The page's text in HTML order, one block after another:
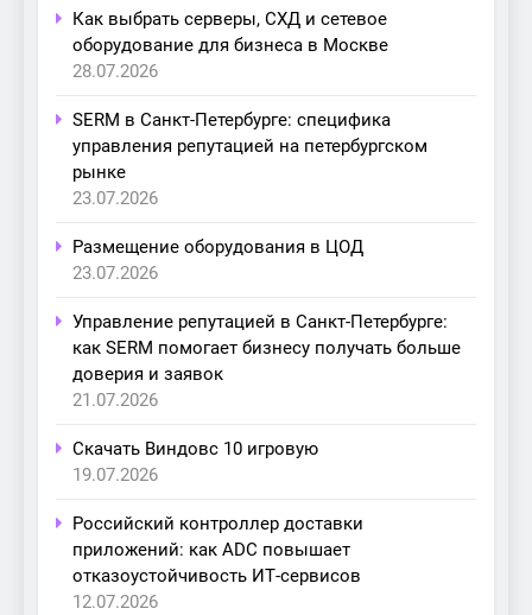
Как выбрать серверы, СХД и сетевое
оборудование для бизнеса в Москве
28.07.2026
SERM в Санкт-Петербурге: специфика
управления репутацией на петербургском
рынке
23.07.2026
Размещение оборудования в ЦОД
23.07.2026
Управление репутацией в Санкт-Петербурге:
как SERM помогает бизнесу получать больше
доверия и заявок
21.07.2026
Скачать Виндовс 10 игровую
19.07.2026
Российский контроллер доставки
приложений: как ADC повышает
отказоустойчивость ИТ-сервисов
12.07.2026